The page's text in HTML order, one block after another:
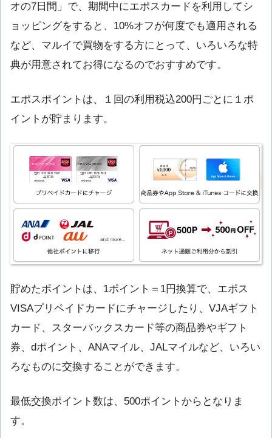
オの7日間」で、期間中にエポスカードを利用してシ
ョッピングをすると、10%オフが何度でも適用される
など、マルイで買物をする方にとって、いろいろな特
典が用意されてお得になるのでおすすめです。
エポスポイントは、１回の利用税込200円ごとに１ポ
イントが貯まります。
貯めたポイントは、1ポイント＝1円換算で、エポス
VISAプリペイドカードにチャージしたり、VJAギフト
カード、スターバックスカード等の商品券やギフト
券、dポイント、ANAマイル、JALマイルなど、いろい
ろなものに交換することができます。
最低交換ポイント数は、500ポイントからとなりま
す。